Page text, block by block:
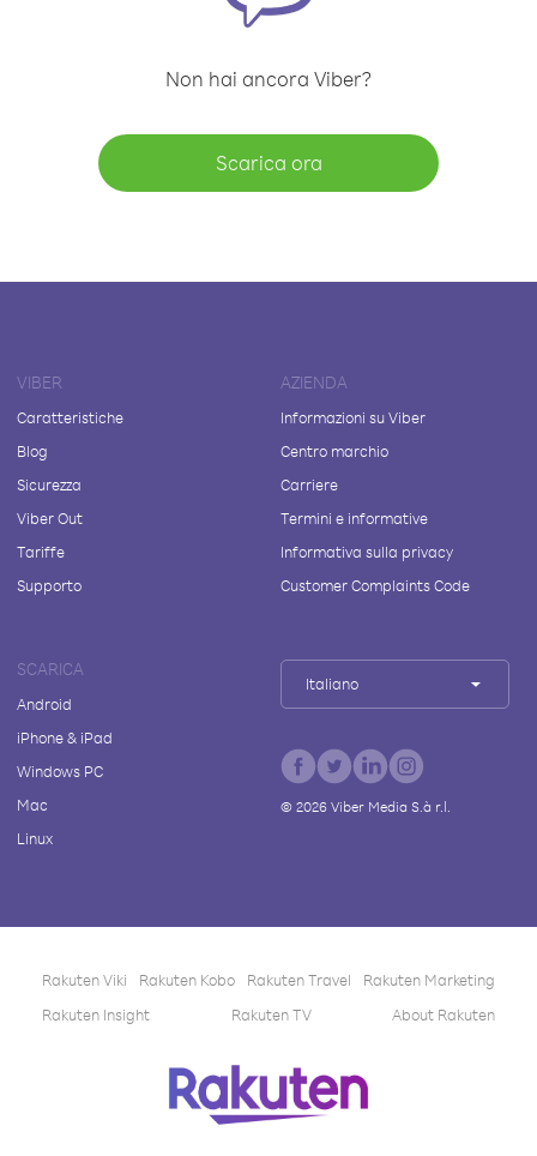
Non hai ancora Viber?
Scarica ora
VIBER
Caratteristiche
Blog
Sicurezza
Viber Out
Tariffe
Supporto
AZIENDA
Informazioni su Viber
Centro marchio
Carriere
Termini e informative
Informativa sulla privacy
Customer Complaints Code
SCARICA
Android
iPhone & iPad
Windows PC
Mac
Linux
Italiano
© 2026Viber Media S.à r.l.
Rakuten Viki Rakuten Kobo Rakuten Travel
Rakuten Marketing
Rakuten Insight
Rakuten TV About Rakuten